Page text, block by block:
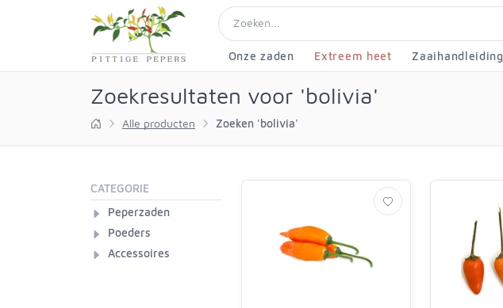
Onze zaden Extreem heet Zaaihandleiding
Zoekresultaten voor 'bolivia'
Alle producten Zoeken 'bolivia'
CATEGORIE
Peperzaden
Poeders
Accessoires